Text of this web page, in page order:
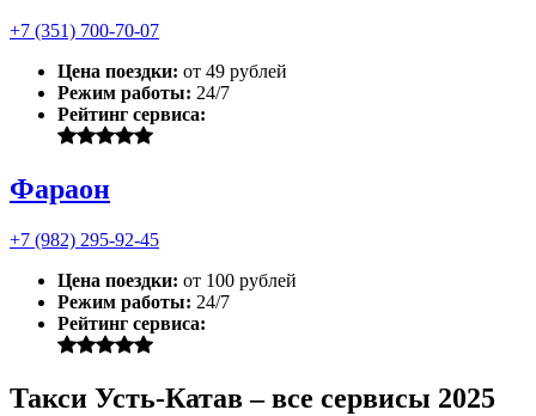
+7 (351) 700-70-07
Цена поездки: от 49 рублей
Режим работы: 24/7
Рейтинг сервиса:
Фараон
+7 (982) 295-92-45
Цена поездки: от 100 рублей
Режим работы: 24/7
Рейтинг сервиса:
Такси Усть-Катав – все сервисы 2025